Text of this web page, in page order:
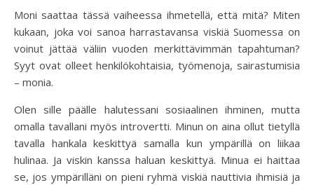
Moni saattaa tässä vaiheessa ihmetellä, että mitä? Miten
kukaan, joka voi sanoa harrastavansa viskiä Suomessa on
voinut jättää väliin vuoden merkittävimmän tapahtuman?
Syyt ovat olleet henkilökohtaisia, työmenoja, sairastumisia
– monia.
Olen sille päälle halutessani sosiaalinen ihminen, mutta
omalla tavallani myös introvertti. Minun on aina ollut tietyllä
tavalla hankala keskittyä samalla kun ympärillä on liikaa
hulinaa. Ja viskin kanssa haluan keskittyä. Minua ei haittaa
se, jos ympärilläni on pieni ryhmä viskiä nauttivia ihmisiä ja